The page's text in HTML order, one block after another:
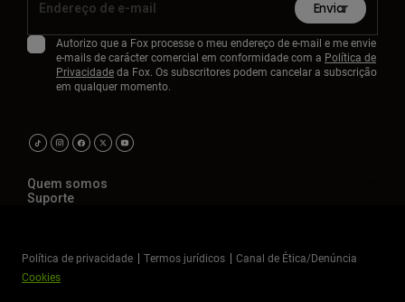
Enviar
Autorizo que a Fox processe o meu endereço de e-mail e me envie
e-mails de carácter comercial em conformidade com a Política de
Privacidadeda Fox. Os subscritores podem cancelar a subscrição
em qualquer momento.
Quem somos
Suporte
Política de privacidade Termos jurídicos
Canal de Ética/Denúncia
Cookies